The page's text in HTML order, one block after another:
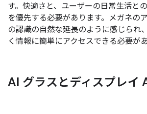
す。快適さと、ユーザーの日常生活と
を優先する必要があります。メガネの
の認識の自然な延長のように感じられ
く情報に簡単にアクセスできる必要があ
AI グラスとディスプレイ